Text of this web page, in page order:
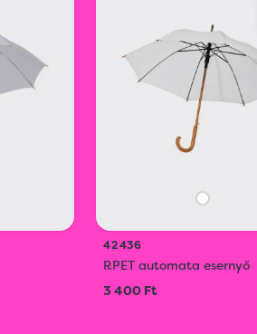
42436
RPET automata esernyő
3 400 Ft